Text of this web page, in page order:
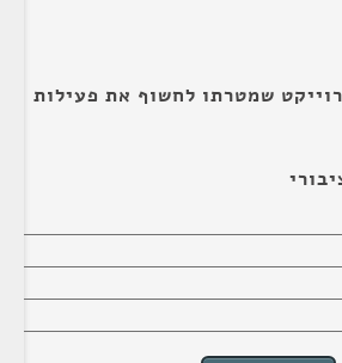
שמטרתו לחשוף את פעילות